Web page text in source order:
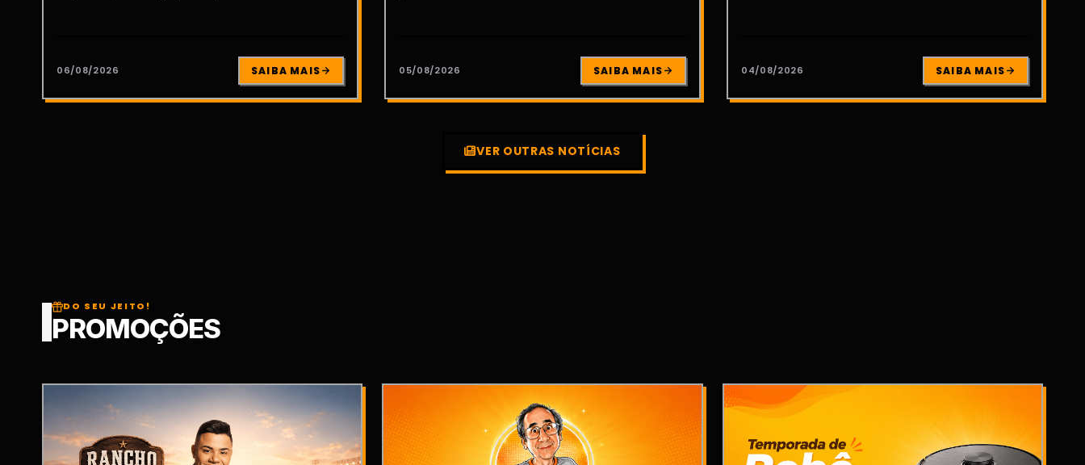
06/08/2026 SAIBA MAIS 05/08/2026 SAIBA MAIS 04/08/2026 SAIBA MAIS
VER OUTRAS NOTÍCIAS
DO SEU JEITO!
PROMOÇÕES